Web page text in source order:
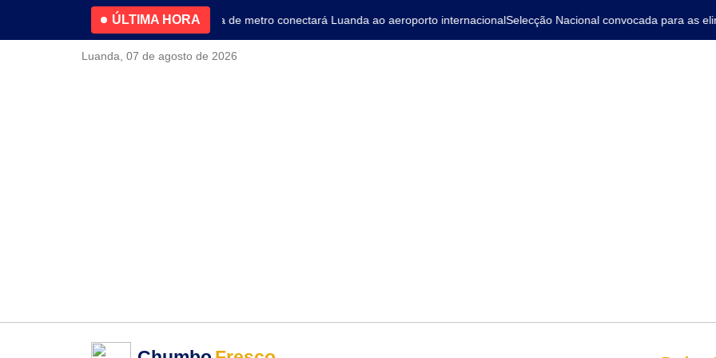
ÚLTIMA HORA
4.2% no primeiro trimestreNova linha de metro conectará Luanda ao aeroporto internacionalSelecção Nacional convocada para as
Luanda, 07 de agosto de 2026